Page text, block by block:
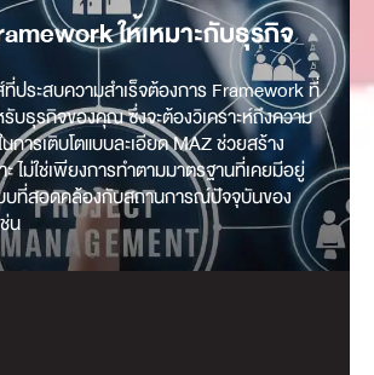
ให้เหมาะกับธุรกิจ
ประสบความสำเร็จต้องการ Framework ที่
บธุรกิจของคุณ ซึ่งจะต้องวิเคราะห์ถึงความ
การเติบโตแบบละเอียด MAZ ช่วยสร้าง
ไม่ใช่เพียงการทำตามมาตรฐานที่เคยมีอยู่
บที่สอดคล้องกับสถานการณ์ปัจจุบันของ
น